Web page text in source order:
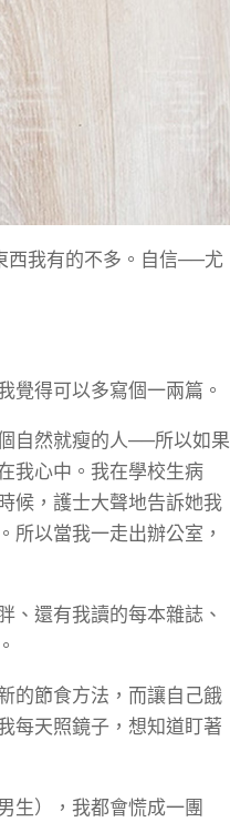
西我有的不多。自信──尤
覺得可以多寫個一兩篇。
自然就瘦的人──所以如果
我心中。我在學校生病
候，護士大聲地告訴她我
所以當我一走出辦公室，
、還有我讀的每本雜誌、
的節食方法，而讓自己餓
每天照鏡子，想知道盯著
生），我都會慌成一團